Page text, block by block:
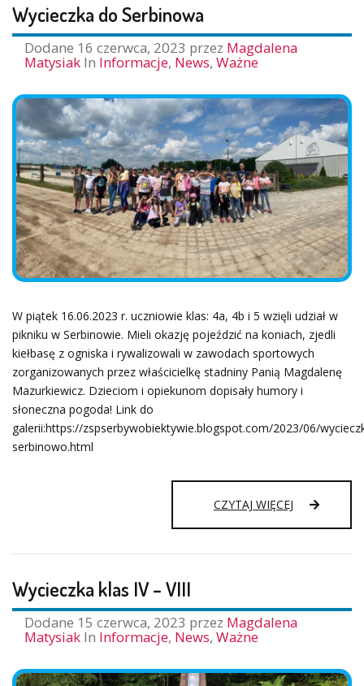
Wycieczka do Serbinowa
Dodane 16 czerwca, 2023 przez Magdalena
Matysiak In Informacje, News, Ważne
W piątek 16.06.2023 r. uczniowie klas: 4a, 4b i 5 wzięli udział w
pikniku w Serbinowie. Mieli okazję pojeździć na koniach, zjedli
kiełbasę z ogniska i rywalizowali w zawodach sportowych
zorganizowanych przez właścicielkę stadniny Panią Magdalenę
Mazurkiewicz. Dzieciom i opiekunom dopisały humory i
słoneczna pogoda! Link do
galerii:https://zspserbywobiektywie.blogspot.com/2023/06/
serbinowo.html
CZYTAJ WIĘCEJ WYCIECZKA
Wycieczka klas IV – VIII
Dodane 15 czerwca, 2023 przez Magdalena
Matysiak In Informacje, News, Ważne